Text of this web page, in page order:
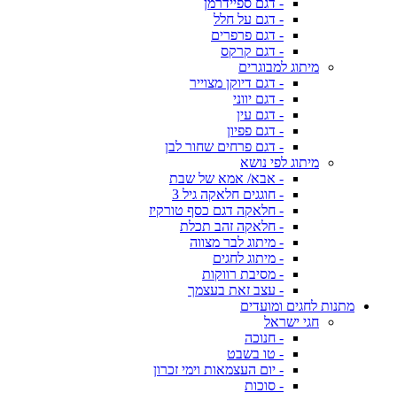
- דגם ספיידרמן
- דגם על חלל
- דגם פרפרים
- דגם קרקס
מיתוג למבוגרים
- דגם דיוקן מצוייר
- דגם יווני
- דגם עין
- דגם פפיון
- דגם פרחים שחור לבן
מיתוג לפי נושא
- אבא/ אמא של שבת
- חוגגים חלאקה גיל 3
- חלאקה דגם כסף טורקיז
- חלאקה זהב תכלת
- מיתוג לבר מצווה
- מיתוג לחגים
- מסיבת רווקות
- עצב זאת בעצמך
מתנות לחגים ומועדים
חגי ישראל
- חנוכה
- טו בשבט
- יום העצמאות וימי זכרון
- סוכות